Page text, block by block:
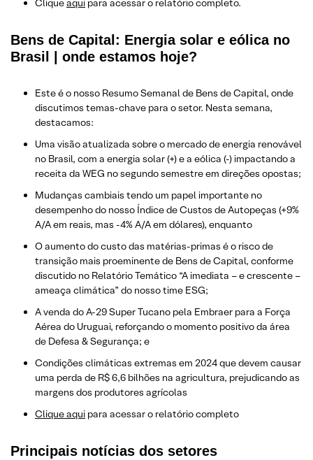
Cliqueaqui para acessar o relatório completo.
Bens de Capital: Energia solar e eólica no
Brasil | onde estamos hoje?
Este é o nosso Resumo Semanal de Bens de Capital, onde
discutimos temas-chave para o setor. Nesta semana,
destacamos:
Uma visão atualizada sobre o mercado de energia renovável
no Brasil, com a energia solar (+) e a eólica (-) impactando a
receita da WEG no segundo semestre em direções opostas;
Mudanças cambiais tendo um papel importante no
desempenho do nosso Índice de Custos de Autopeças (+9%
A/A em reais, mas -4% A/A em dólares), enquanto
O aumento do custo das matérias-primas é o risco de
transição mais proeminente de Bens de Capital, conforme
discutido no Relatório Temático “A imediata – e crescente –
ameaça climática” do nosso time ESG;
A venda do A-29 Super Tucano pela Embraer para a Força
Aérea do Uruguai, reforçando o momento positivo da área
de Defesa & Segurança; e
Condições climáticas extremas em 2024 que devem causar
uma perda de R$ 6,6 bilhões na agricultura, prejudicando as
margens dos produtores agrícolas
Clique aqui para acessar o relatório completo
Principais notícias dos setores